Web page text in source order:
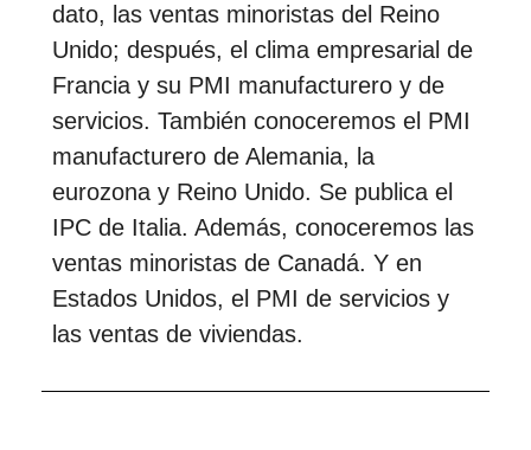
dato, las ventas minoristas del Reino
Unido; después, el clima empresarial de
Francia y su PMI manufacturero y de
servicios. También conoceremos el PMI
manufacturero de Alemania, la
eurozona y Reino Unido. Se publica el
IPC de Italia. Además, conoceremos las
ventas minoristas de Canadá. Y en
Estados Unidos, el PMI de servicios y
las ventas de viviendas.